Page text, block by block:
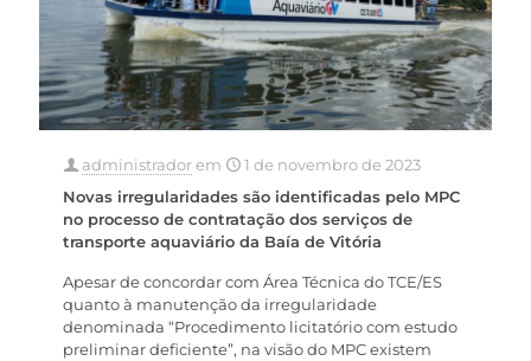
administradorem
1 de novembro de 2023
Novas irregularidades são identificadas pelo MPC
no processo de contratação dos serviços de
transporte aquaviário da Baía de Vitória
Apesar de concordar com Área Técnica do TCE/ES
quanto à manutenção da irregularidade
denominada “Procedimento licitatório com estudo
preliminar deficiente”, na visão do MPC existem